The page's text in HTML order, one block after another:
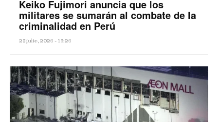
Keiko Fujimori anuncia que los
militares se sumarán al combate de la
criminalidad en Perú
28 julio, 2026 - 19:26